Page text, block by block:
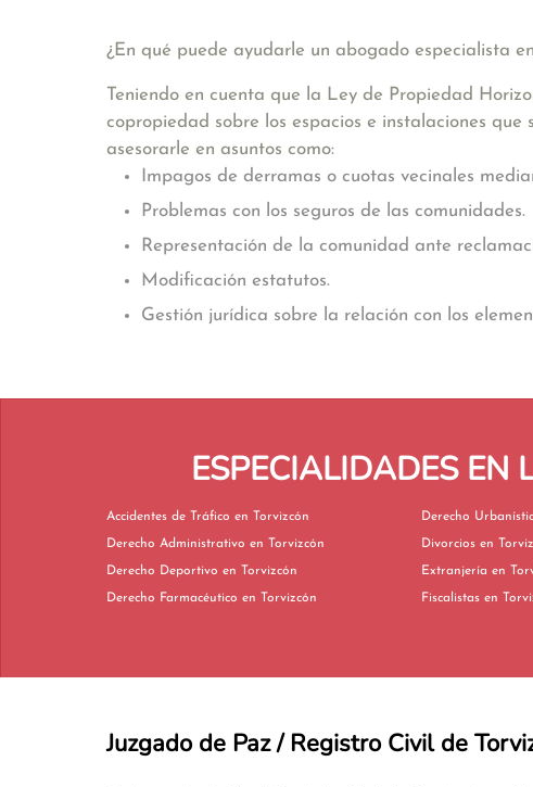
¿En qué puede ayudarle un abogado especialista
Teniendo en cuenta que la Ley de Propiedad
copropiedad sobre los espacios e instalaciones
asesorarle en asuntos como:
Impagos de derramas o cuotas vecinales
Problemas con los seguros de las comunidades.
Representación de la comunidad ante
Modificación estatutos.
Gestión jurídica sobre la relación con los
ESPECIALIDADES EN
Accidentes de Tráfico en Torvizcón
Derecho Administrativo en Torvizcón
Derecho Deportivo en Torvizcón
Derecho Farmacéutico en Torvizcón
Divorcios en
Extranjería
Fiscalistas en
Juzgado de Paz / Registro Civil de